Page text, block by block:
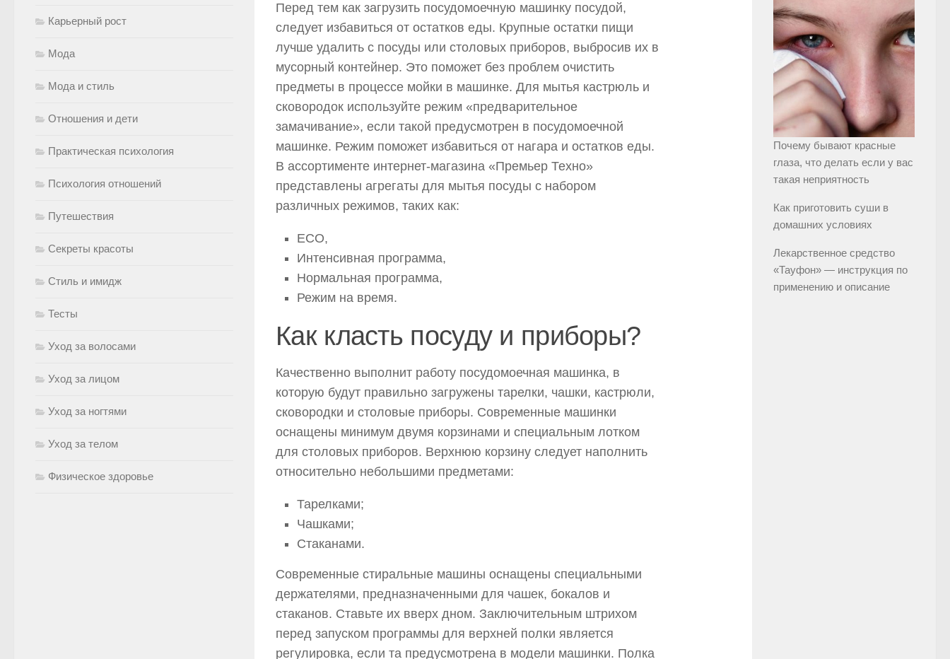
Перед тем как загрузить посудомоечную машинку посудой,
следует избавиться от остатков еды. Крупные остатки пищи
лучше удалить с посуды или столовых приборов, выбросив их в
мусорный контейнер. Это поможет без проблем очистить
предметы в процессе мойки в машинке. Для мытья кастрюль и
сковородок используйте режим «предварительное
замачивание», если такой предусмотрен в посудомоечной
машинке. Режим поможет избавиться от нагара и остатков еды.
В ассортименте интернет-магазина «Премьер Техно»
представлены агрегаты для мытья посуды с набором
различных режимов, таких как:
ECO,
Интенсивная программа,
Нормальная программа,
Режим на время.
Как класть посуду и приборы?
Качественно выполнит работу посудомоечная машинка, в
которую будут правильно загружены тарелки, чашки, кастрюли,
сковородки и столовые приборы. Современные машинки
оснащены минимум двумя корзинами и специальным лотком
для столовых приборов. Верхнюю корзину следует наполнить
относительно небольшими предметами:
Тарелками;
Чашками;
Стаканами.
Современные стиральные машины оснащены специальными
держателями, предназначенными для чашек, бокалов и
стаканов. Ставьте их вверх дном. Заключительным штрихом
перед запуском программы для верхней полки является
регулировка, если та предусмотрена в модели машинки. Полка
Карьерный рост
Мода
Мода и стиль
Отношения и дети
Практическая психология
Психология отношений
Путешествия
Секреты красоты
Стиль и имидж
Тесты
Уход за волосами
Уход за лицом
Уход за ногтями
Уход за телом
Физическое здоровье
Почему бывают красные
глаза, что делать если у вас
такая неприятность
Как приготовить суши в
домашних условиях
Лекарственное средство
«Тауфон» — инструкция по
применению и описание